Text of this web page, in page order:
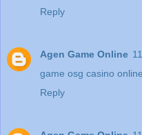
Reply
Agen Game Online
game osg casino online
Reply